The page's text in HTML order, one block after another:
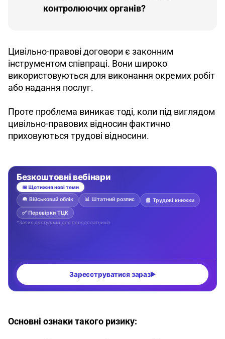
контролюючих органів?
Цивільно-правові договори є законним
інструментом співпраці. Вони широко
використовуються для виконання окремих робіт
або надання послуг.
Проте проблема виникає тоді, коли під виглядом
цивільно-правових відносин фактично
приховуються трудові відносини.
Основні ознаки такого ризику: